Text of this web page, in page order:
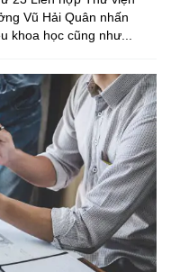
Vũ Hải Quân nhấn
khoa học cũng như...